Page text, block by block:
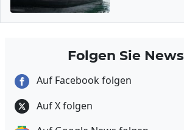
Folgen Sie
Auf Facebook folgen
Auf X folgen